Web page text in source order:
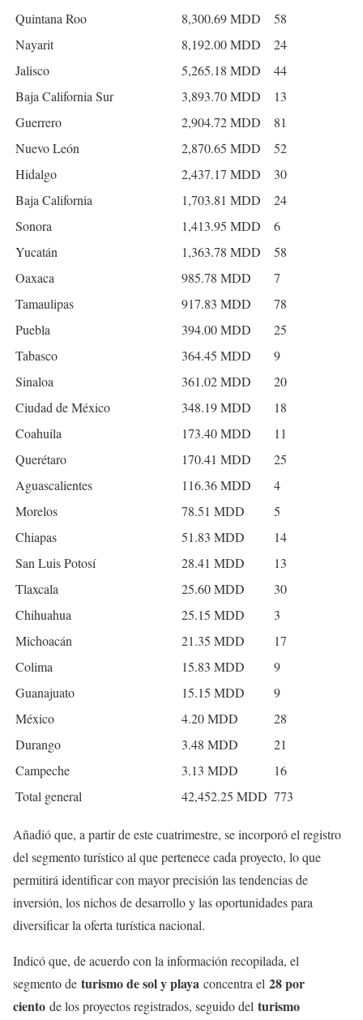
Quintana Roo 8,300.69 MDD
58
Nayarit
8,192.00 MDD
24
Jalisco
5,265.18 MDD
44
Baja California Sur
3,893.70 MDD
13
Guerrero
2,904.72 MDD
81
Nuevo León
2,870.65 MDD
52
Hidalgo
2,437.17 MDD
30
Baja California
1,703.81 MDD
24
Sonora
1,413.95 MDD
6
Yucatán
1,363.78 MDD
58
Oaxaca
985.78 MDD
7
Tamaulipas
917.83 MDD
78
Puebla
394.00 MDD
25
Tabasco
364.45 MDD
9
Sinaloa
361.02 MDD
20
Ciudad de México
348.19 MDD
18
Coahuila
173.40 MDD
11
Querétaro
170.41 MDD
25
Aguascalientes
116.36 MDD
4
Morelos
78.51 MDD
5
Chiapas
51.83 MDD
14
San Luis Potosí
28.41 MDD
13
Tlaxcala
25.60 MDD
30
Chihuahua
25.15 MDD
3
Michoacán
21.35 MDD
17
Colima
15.83 MDD
9
Guanajuato
15.15 MDD
9
México
4.20 MDD
28
Durango
3.48 MDD
21
Campeche
3.13 MDD
16
Total general
42,452.25 MDD 773
Añadió que, a partir de este cuatrimestre, se incorporó el registro
del segmento turístico al que pertenece cada proyecto, lo que
permitirá identificar con mayor precisión las tendencias de
inversión, los nichos de desarrollo y las oportunidades para
diversificar la oferta turística nacional.
Indicó que, de acuerdo con la información recopilada, el
segmento de turismo de sol y playa concentra el 28 por
ciento de los proyectos registrados, seguido del turismo